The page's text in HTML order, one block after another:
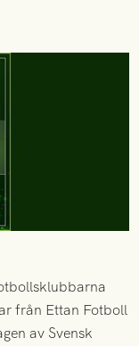
från Ettan Fotboll
av Svensk